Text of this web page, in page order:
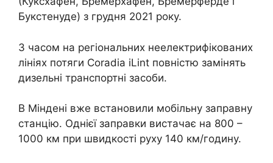
Букстенуде) з грудня 2021 року.
З часом на регіональних неелектрифікованих
лініях потяги Coradia iLint повністю замінять
дизельні транспортні засоби.
В Міндені вже встановили мобільну заправну
станцію. Однієї заправки вистачає на 800 –
1000 км при швидкості руху 140 км/годину.